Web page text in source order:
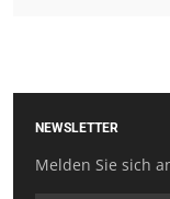
NEWSLETTER
Melden Sie sich